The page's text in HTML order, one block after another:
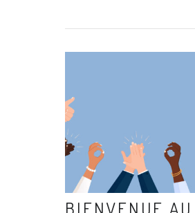
BIENVENUE AU